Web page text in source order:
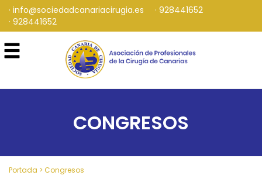
info@sociedadcanariacirugia.es
928441652
928441652
CONGRESOS
Portada > Congresos